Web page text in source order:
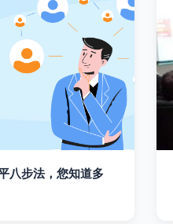
八步法，您知道多